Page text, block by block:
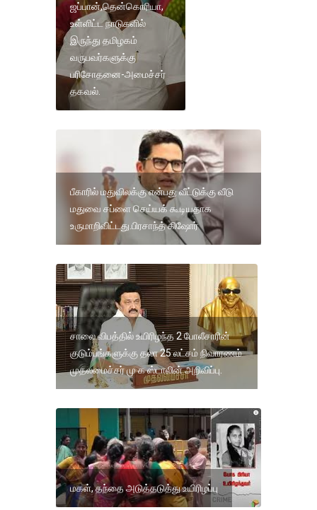
ஜப்பான்,தென்கொரியா,
உள்ளிட்ட நாடுகளில்
இருந்து தமிழகம்
வருபவர்களுக்கு
பரிசோதனை-அமைச்சர்
தகவல்.
பீகாரில் மதுவிலக்கு என்பது வீட்டுக்கு வீடு
மதுவை சப்ளை செய்யக் கூடியதாக
உருமாறிவிட்டது.பிரசாந்த் கிஷோர்
சாலை விபத்தில் உயிரிழந்த 2 போலீசாரின்
குடும்பங்களுக்கு தலா 25 லட்சம் நிவாரணம்
முதலமைச்சர் மு க ஸ்டாலின் அறிவிப்பு.
மகள், தந்தை அடுத்தடுத்து உயிரிழப்பு